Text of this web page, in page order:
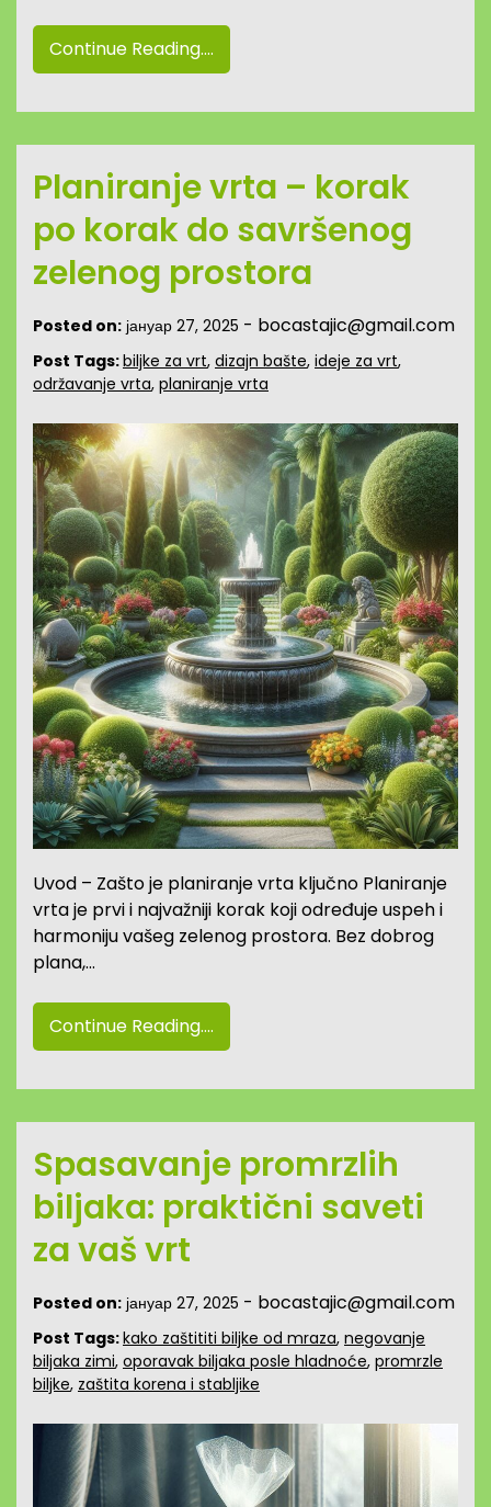
Continue Reading....
Planiranje vrta – korak
po korak do savršenog
zelenog prostora
Posted on: јануар 27, 2025 - bocastajic@gmail.com
Post Tags:biljke za vrt, dizajn bašte, ideje za vrt,
održavanje vrta, planiranje vrta
Uvod – Zašto je planiranje vrta ključno Planiranje
vrta je prvi i najvažniji korak koji određuje uspeh i
harmoniju vašeg zelenog prostora. Bez dobrog
plana,…
Continue Reading....
Spasavanje promrzlih
biljaka: praktični saveti
za vaš vrt
Posted on: јануар 27, 2025 - bocastajic@gmail.com
Post Tags:kako zaštititi biljke od mraza, negovanje
biljaka zimi, oporavak biljaka posle hladnoće, promrzle
biljke, zaštita korena i stabljike